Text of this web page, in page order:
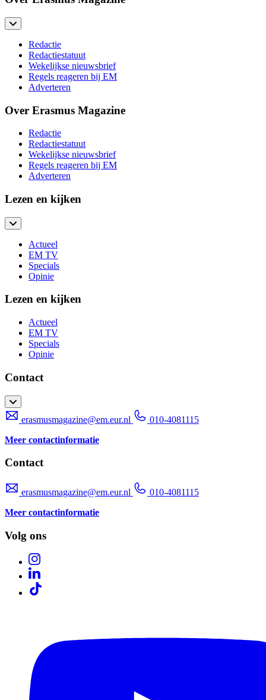
Redactie
Redactiestatuut
Wekelijkse nieuwsbrief
Regels reageren bij EM
Adverteren
Over Erasmus Magazine
Redactie
Redactiestatuut
Wekelijkse nieuwsbrief
Regels reageren bij EM
Adverteren
Lezen en kijken
Actueel
EM TV
Specials
Opinie
Lezen en kijken
Actueel
EM TV
Specials
Opinie
Contact
erasmusmagazine@em.eur.nl
010-4081115
Meer contactinformatie
Contact
erasmusmagazine@em.eur.nl
010-4081115
Meer contactinformatie
Volg ons